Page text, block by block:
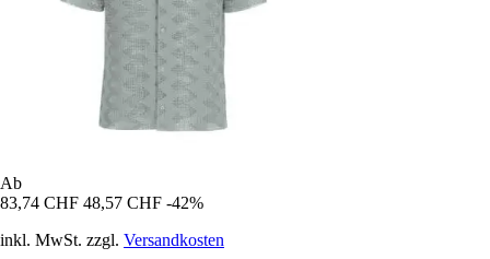
Ab
83,74 CHF 48,57 CHF -42%
inkl. MwSt. zzgl. Versandkosten